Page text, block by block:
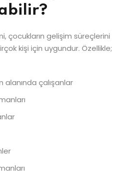
çocukların gelişim süreçlerini
kişi için uygundur. Özellikle;
çalışanlar